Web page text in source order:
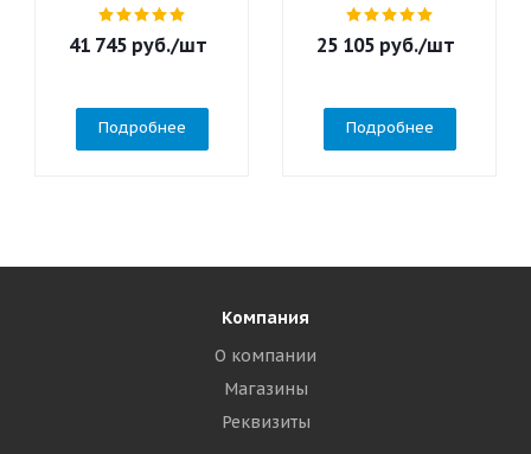
41 745 руб./шт
Подробнее
25 105 руб./шт
Подробнее
Компания
О компании
Магазины
Реквизиты